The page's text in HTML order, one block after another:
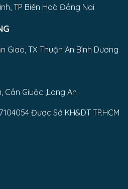
TP Biên Hoà Đồng Nai
Giao, TX Thuận An Bình Dương
Cần Giuộc ,Long An
Được Sở KH&DT TP.HCM